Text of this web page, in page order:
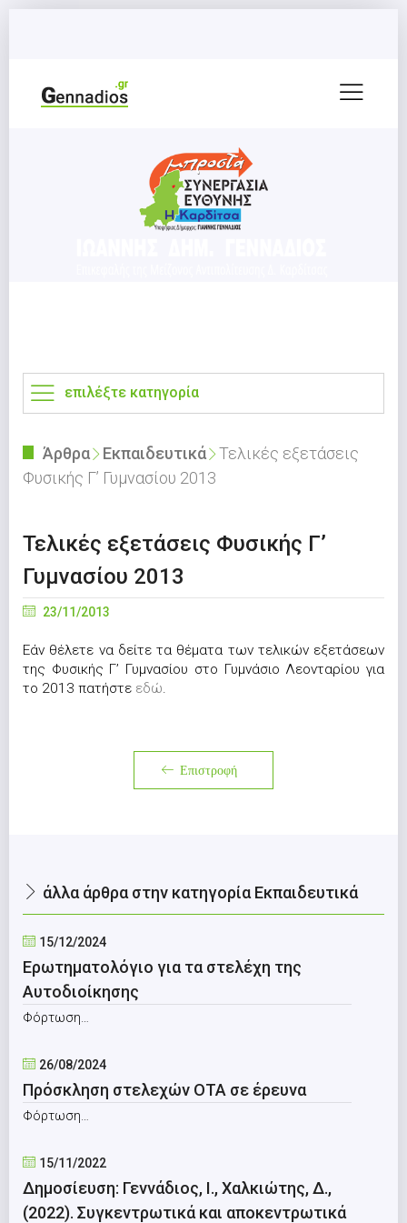
επιλέξτε κατηγορία
Άρθρα Εκπαιδευτικά
Τελικές εξετάσεις
Φυσικής Γ’ Γυμνασίου 2013
Τελικές εξετάσεις Φυσικής Γ’
Γυμνασίου 2013
23/11/2013
Εάν θέλετε να δείτε τα θέματα των τελικών εξετάσεων
της Φυσικής Γ’ Γυμνασίου στο Γυμνάσιο Λεονταρίου για
το 2013 πατήστε εδώ.
Επιστροφή
άλλα άρθρα στην κατηγορία Εκπαιδευτικά
15/12/2024
Ερωτηματολόγιο για τα στελέχη της
Αυτοδιοίκησης
Φόρτωση…
26/08/2024
Πρόσκληση στελεχών ΟΤΑ σε έρευνα
Φόρτωση…
15/11/2022
Δημοσίευση: Γεννάδιος, Ι., Χαλκιώτης, Δ.,
(2022). Συγκεντρωτικά και αποκεντρωτικά